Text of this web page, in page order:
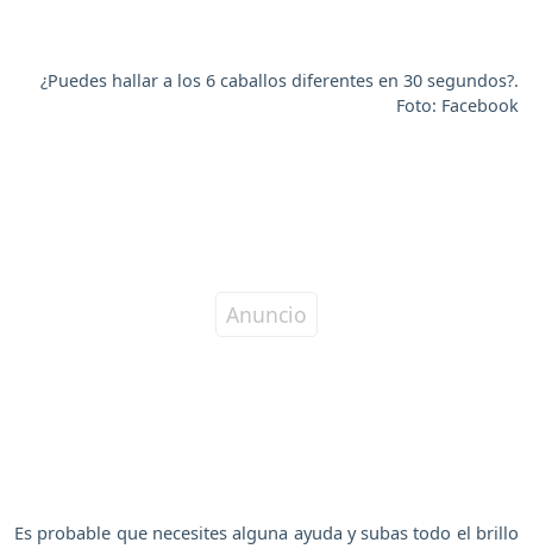
¿Puedes hallar a los 6 caballos diferentes en 30 segundos?.
Foto: Facebook
Es probable que necesites alguna ayuda y subas todo el brillo